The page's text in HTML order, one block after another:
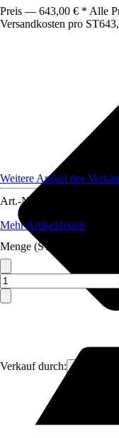
Preis — 643,00 € * Alle
Versandkosten pro ST
Verkauf durch: ich-zapfe
Weitere Artikel des
Art.-Nr.
Mehr Artikeldetails
Menge (ST)